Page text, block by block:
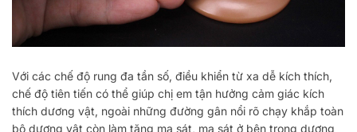
Với các chế độ rung đa tần số, điều khiển từ xa dễ kích thích,
chế độ tiên tiến có thể giúp chị em tận hưởng cảm giác kích
thích dương vật, ngoài những đường gân nổi rõ chạy khắp toàn
bộ dương vật còn làm tăng ma sát, ma sát ở bên trong dương